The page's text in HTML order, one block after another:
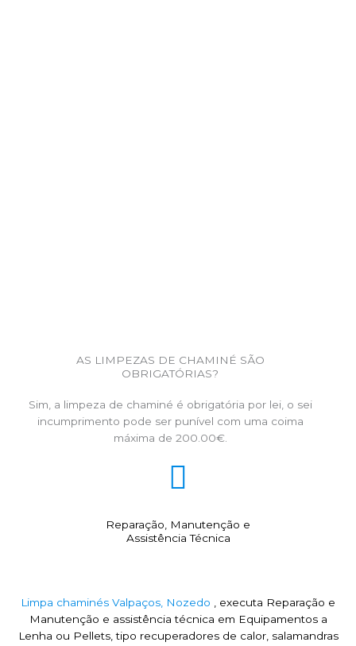
AS LIMPEZAS DE CHAMINÉ SÃO
OBRIGATÓRIAS?
Sim, a limpeza de chaminé é obrigatória por lei, o sei
incumprimento pode ser punível com uma coima
máxima de 200.00€.
Reparação, Manutenção e
Assistência Técnica
Limpa chaminés Valpaços, Nozedo , executa Reparação e
Manutenção e assistência técnica em Equipamentos a
Lenha ou Pellets, tipo recuperadores de calor, salamandras